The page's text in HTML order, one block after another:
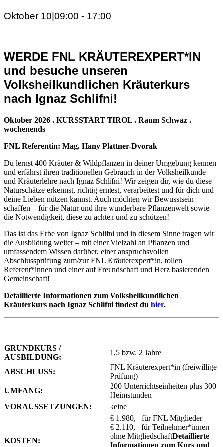
Oktober 10|09:00 - 17:00
WERDE FNL KRÄUTEREXPERT*IN
und besuche unseren
Volksheilkundlichen Kräuterkurs
nach Ignaz Schlifni!
Oktober 2026 . KURSSTART TIROL . Raum Schwaz .
wochenends
FNL Referentin: Mag. Hany Plattner-Dvorak
Du lernst 400 Kräuter & Wildpflanzen in deiner Umgebung kennen
und erfährst ihren traditionellen Gebrauch in der Volksheilkunde
und Kräuterlehre nach Ignaz Schlifni! Wir zeigen dir, wie du diese
Naturschätze erkennst, richtig erntest, verarbeitest und für dich und
deine Lieben nützen kannst. Auch möchten wir Bewusstsein
schaffen – für die Natur und ihre wunderbare Pflanzenwelt sowie
die Notwendigkeit, diese zu achten und zu schützen!
Das ist das Erbe von Ignaz Schlifni und in diesem Sinne tragen wir
die Ausbildung weiter – mit einer Vielzahl an Pflanzen und
umfassendem Wissen darüber, einer anspruchsvollen
Abschlussprüfung zum/zur FNL Kräuterexpert*in, tollen
Referent*innen und einer auf Freundschaft und Herz basierenden
Gemeinschaft!
Detaillierte Informationen zum Volksheilkundlichen
Kräuterkurs nach Ignaz Schlifni findest du hier.
GRUNDKURS /
AUSBILDUNG:
1,5 bzw. 2 Jahre
ABSCHLUSS:
FNL Kräuterexpert*in (freiwillige
Prüfung)
UMFANG:
200 Unterrichtseinheiten plus 300
Heimstunden
VORAUSSETZUNGEN:
keine
KOSTEN:
€ 1.980,– für FNL Mitglieder
€ 2.110,– für Teilnehmer*innen
ohne MitgliedschaftDetaillierte
Informationen zum Kurs und